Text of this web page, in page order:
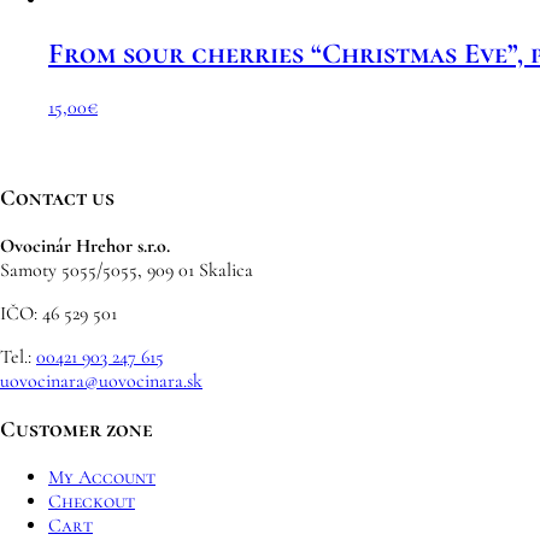
From sour cherries “Christmas
15,00€
Contact us
Ovocinár Hrehor s.r.o.
Samoty 5055/5055, 909 01 Skalica
IČO: 46 529 501
Tel.: 00421 903 247 615
uovocinara@uovocinara.sk
Customer zone
My Account
Checkout
Cart